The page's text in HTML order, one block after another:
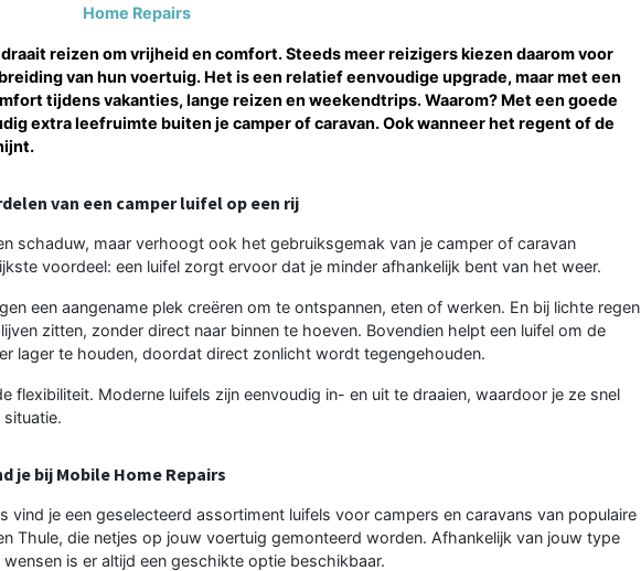
Home Repairs
reizen om vrijheid en comfort. Steeds meer reizigers kiezen daarom voor
van hun voertuig. Het is een relatief eenvoudige upgrade, maar met een
tijdens vakanties, lange reizen en weekendtrips. Waarom? Met een goede
extra leefruimte buiten je camper of caravan. Ook wanneer het regent of de
van een camper luifel op een rij
schaduw, maar verhoogt ook het gebruiksgemak van je camper of caravan
voordeel: een luifel zorgt ervoor dat je minder afhankelijk bent van het weer.
een aangename plek creëren om te ontspannen, eten of werken. En bij lichte regen
zitten, zonder direct naar binnen te hoeven. Bovendien helpt een luifel om de
lager te houden, doordat direct zonlicht wordt tegengehouden.
flexibiliteit. Moderne luifels zijn eenvoudig in- en uit te draaien, waardoor je ze snel
situatie.
je bij Mobile Home Repairs
vind je een geselecteerd assortiment luifels voor campers en caravans van populaire
Thule, die netjes op jouw voertuig gemonteerd worden. Afhankelijk van jouw type
is er altijd een geschikte optie beschikbaar.